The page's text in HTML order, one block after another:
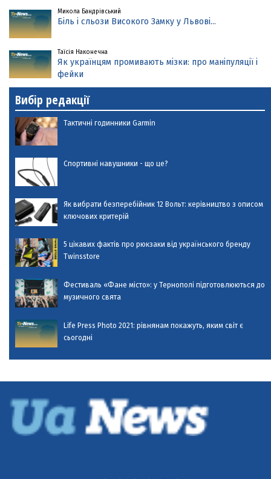
Микола Бандрівський
Біль і сльози Високого Замку у Львові...
Таїсія Наконечна
Як українцям промивають мізки: про маніпуляції і
фейки
Вибір редакції
Тактичні годинники Garmin
Спортивні навушники - що це?
Як вибрати безперебійник 12 Вольт: керівництво з описом
ключових критерій
5 цікавих фактів про рюкзаки від українського бренду
Twinsstore
Фестиваль «Фане місто»: у Тернополі підготовлюються до
музичного свята
Life Press Photo 2021: рівнянам покажуть, яким світ є
сьогодні